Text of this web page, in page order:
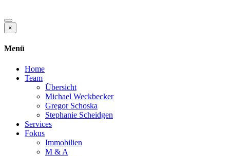
×
Menü
Home
Team
Übersicht
Michael Weckbecker
Gregor Schoska
Stephanie Scheidgen
Services
Fokus
Immobilien
M & A